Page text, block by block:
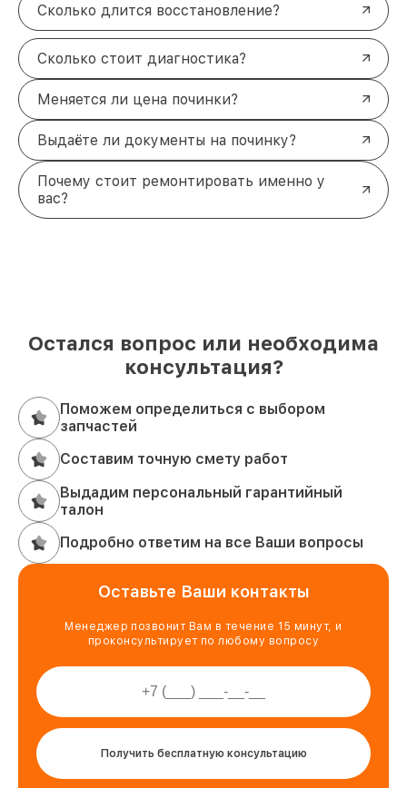
Сколько длится восстановление?
Сколько стоит диагностика?
Меняется ли цена починки?
Выдаёте ли документы на починку?
Почему стоит ремонтировать именно у
вас?
Остался вопрос или необходима
консультация?
Поможем определиться с выбором
запчастей
Составим точную смету работ
Выдадим персональный гарантийный
талон
Подробно ответим на все Ваши вопросы
Оставьте Ваши контакты
Менеджер позвонит Вам в течение 15 минут, и
проконсультирует по любому вопросу
Получить бесплатную консультацию